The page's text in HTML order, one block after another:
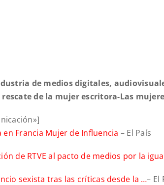
de medios digitales,
de la mujer escritora-Las
Francia Mujer de Influencia – El País
de RTVE al pacto de medios por la
sexista tras las críticas desde la …– El